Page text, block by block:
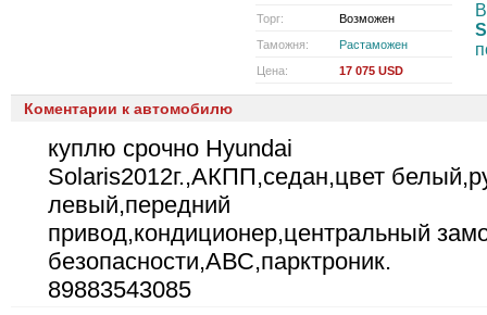
Торг:
Возможен
Таможня:
Растаможен
Цена:
17 075 USD
Коментарии к автомобилю
куплю срочно Hyundai
Solaris2012г.,АКПП,седан,цвет
левый,передний
привод,кондиционер,центральный
безопасности,АВС,парктроник.
89883543085